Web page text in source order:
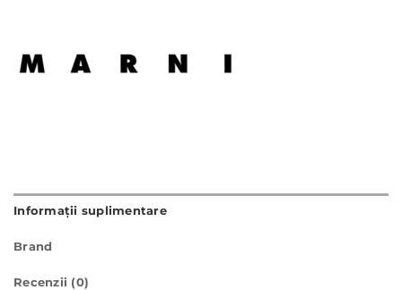
Informații suplimentare
Brand
Recenzii (0)